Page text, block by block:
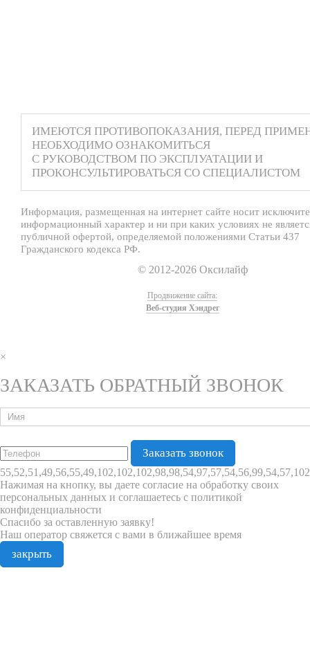
ИМЕЮТСЯ ПРОТИВОПОКАЗАНИЯ, ПЕРЕД
НЕОБХОДИМО ОЗНАКОМИТЬСЯ
С РУКОВОДСТВОМ ПО ЭКСПЛУАТАЦИИ И
ПРОКОНСУЛЬТИРОВАТЬСЯ СО СПЕЦИАЛИСТОМ
Информация, размещенная на интернет сайте носит
информационный характер и ни при каких условиях не
публичной офертой, определяемой положениями Статьи 437
Гражданского кодекса РФ.
© 2012-2026 Оксилайф
Продвижение сайта:
Веб-студия Хэндрег
×
ЗАКАЗАТЬ ОБРАТНЫЙ ЗВОНОК
Нажимая на кнопку, вы даете согласие на обработку своих
персональных данных и соглашаетесь с политикой
конфиденциальности
Спасибо за оставленную заявку!
Наш оператор свяжется с вами в ближайшее время
закрыть